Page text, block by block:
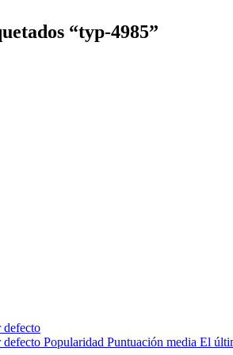
“typ-4985”
defecto
defecto Popularidad Puntuación media El